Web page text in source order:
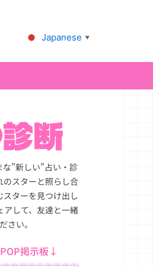
Japanese ▼
”新しい”占い・診
のスターと照らし合
ターを見つけ出し
アして、友達と一緒
さい。
掲示板↓